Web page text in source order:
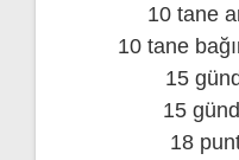
10 tane
10 tane
15
15
18